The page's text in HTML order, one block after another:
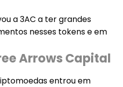
a 3AC a ter grandes
nesses tokens e em
Arrows Capital
entrou em